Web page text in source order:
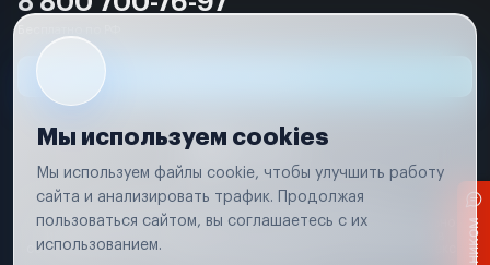
Условия использования
Удаление аккаунта
Вся информация, представленная на сайте, носит исключительно
соответствии с положениями статьи 437 (п. 2) Гражданского кодекса
Мы используем cookies
Мы используем файлы cookie, чтобы улучшить работу
сайта и анализировать трафик. Продолжая
пользоваться сайтом, вы соглашаетесь с их
использованием.